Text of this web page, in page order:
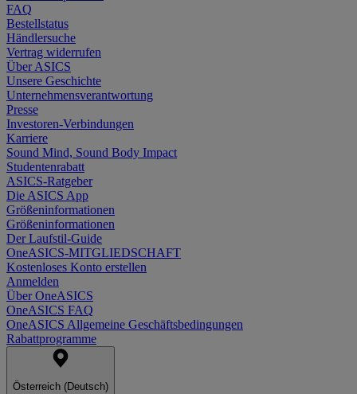
FAQ
Bestellstatus
Händlersuche
Vertrag widerrufen
Über ASICS
Unsere Geschichte
Unternehmensverantwortung
Presse
Investoren-Verbindungen
Karriere
Sound Mind, Sound Body Impact
Studentenrabatt
ASICS-Ratgeber
Die ASICS App
Größeninformationen
Größeninformationen
Der Laufstil-Guide
OneASICS-MITGLIEDSCHAFT
Kostenloses Konto erstellen
Anmelden
Über OneASICS
OneASICS FAQ
OneASICS Allgemeine Geschäftsbedingungen
Rabattprogramme
Österreich (Deutsch)